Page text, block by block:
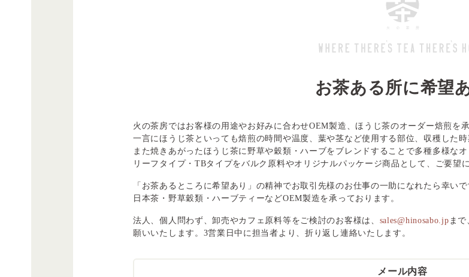
お茶ある所に希望
火の茶房ではお客様の用途やお好みに合わせOEM製造、ほうじ茶のオーダー焙煎を承
一言にほうじ茶といっても焙煎の時間や温度、葉や茎など使用する部位、収穫した
また焼きあがったほうじ茶に野草や穀類・ハーブをブレンドすることで多種多様な
リーフタイプ・TBタイプをバルク原料やオリジナルパッケージ商品として、ご要望
「お茶あるところに希望あり」の精神でお取引先様のお仕事の一助になれたら幸いで
日本茶・野草穀類・ハーブティーなどOEM製造を承っております。
法人、個人問わず、卸売やカフェ原料等をご検討のお客様は、 sales@hinosabo.jp ま
願いいたします。3営業日中に担当者より、折り返し連絡いたします。
メール内容